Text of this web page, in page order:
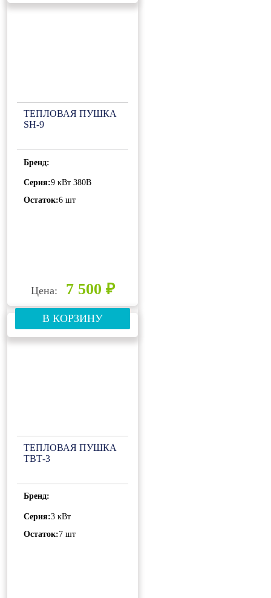
ТЕПЛОВАЯ ПУШКА
SH-9
Бренд:
Серия:9 кВт 380В
Остаток:6 шт
Цена: 7 500 ₽
В КОРЗИНУ
ТЕПЛОВАЯ ПУШКА
ТВТ-3
Бренд:
Серия:3 кВт
Остаток:7 шт